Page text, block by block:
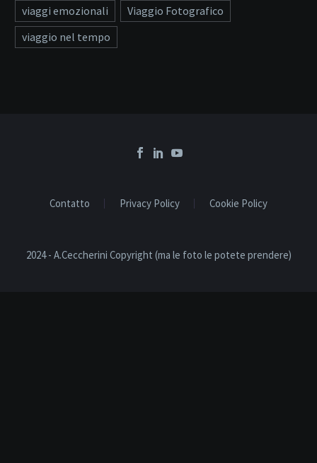
viaggi emozionali
Viaggio Fotografico
viaggio nel tempo
Contatto Privacy Policy Cookie Policy
2024 - A.Ceccherini Copyright (ma le foto le potete prendere)